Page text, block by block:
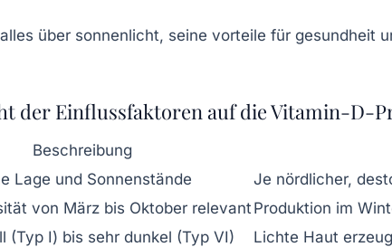
der Einflussfaktoren auf die Vitamin-D-
Beschreibung
Lage und Sonnenstände
Je nördlicher,
von März bis Oktober relevantProduktion im
(Typ I) bis sehr dunkel (Typ VI)
Lichte Haut